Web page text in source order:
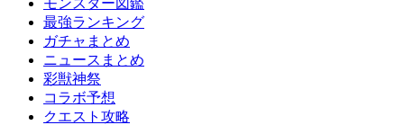
モンスター図鑑
最強ランキング
ガチャまとめ
ニュースまとめ
彩獣神祭
コラボ予想
クエスト攻略